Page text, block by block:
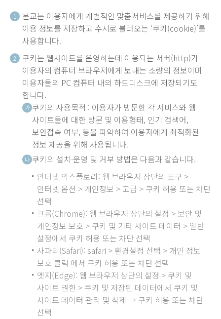
1
본교는 이용자에게 개별적인 맞춤서비스를 제공하기 위해
이용 정보를 저장하고 수시로 불러오는 ‘쿠키(cookie)’를
사용합니다.
2
쿠키는 웹사이트를 운영하는데 이용되는 서버(http)가
이용자의 컴퓨터 브라우저에게 보내는 소량의 정보이며
이용자들의 PC 컴퓨터 내의 하드디스크에 저장되기도
합니다.
가 쿠키의 사용목적 : 이용자가 방문한 각 서비스와 웹
사이트들에 대한 방문 및 이용형태, 인기 검색어,
보안접속 여부, 등을 파악하여 이용자에게 최적화된
정보 제공을 위해 사용됩니다.
나 쿠키의 설치·운영 및 거부 방법은 다음과 같습니다.
인터넷 익스플로러: 웹 브라우저 상단의 도구 >
인터넷 옵션 > 개인정보 > 고급 > 쿠키 허용 또는 차단
선택
크롬(Chrome): 웹 브라우저 상단의 설정 > 보안 및
개인정보 보호 > 쿠키 및 기타 사이트 데이터 > 일반
설정에서 쿠키 허용 또는 차단 선택
사파리(Safari): safari > 환경설정 선택 > 개인 정보
보호 클릭 에서 쿠키 허용 또는 차단 선택
엣지(Edge): 웹 브라우저 상단의 설정 > 쿠키 및
사이트 권한 > 쿠키 및 저장된 데이터에서 쿠키 및
사이트 데이터 관리 및 삭제 → 쿠키 허용 또는 차단
선택